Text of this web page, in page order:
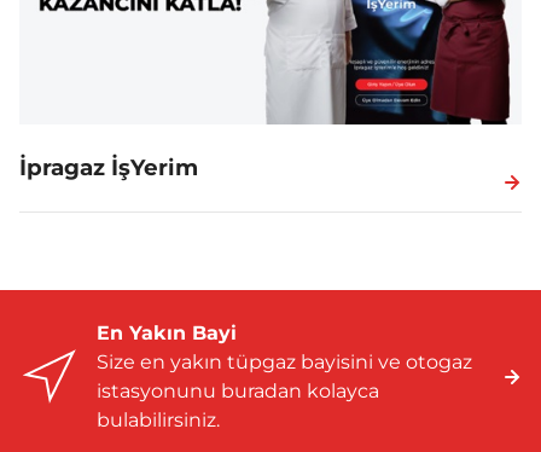
İpragaz İşYerim
En Yakın Bayi
Size en yakın tüpgaz bayisini ve otogaz
istasyonunu buradan kolayca
bulabilirsiniz.